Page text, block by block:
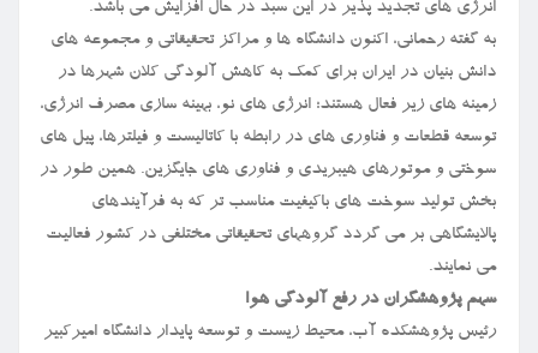
انرژی های تجدید پذیر در این سبد در حال افزایش می باشد.
به گفته رحمانی، اکنون دانشگاه ها و مراکز تحقیقاتی و مجموعه های
دانش بنیان در ایران برای کمک به کاهش آلودگی کلان شهرها در
زمینه های زیر فعال هستند؛ انرژی های نو، بهینه سازی مصرف انرژی،
توسعه قطعات و فناوری های در رابطه با کاتالیست و فیلترها، پیل های
سوختی و موتورهای هیبریدی و فناوری های جایگزین. همین طور در
بخش تولید سوخت های باکیفیت مناسب تر که به فرآیندهای
پالایشگاهی بر می گردد گروههای تحقیقاتی مختلفی در کشور فعالیت
می نمایند.
سهم پژوهشگران در رفع آلودگی هوا
رئیس پژوهشکده آب، محیط زیست و توسعه پایدار دانشگاه امیرکبیر